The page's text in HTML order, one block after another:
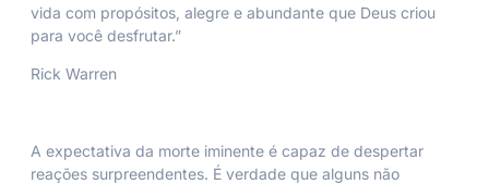
vida com propósitos, alegre e abundante que Deus criou
para você desfrutar.”
Rick Warren
A expectativa da morte iminente é capaz de despertar
reações surpreendentes. É verdade que alguns não